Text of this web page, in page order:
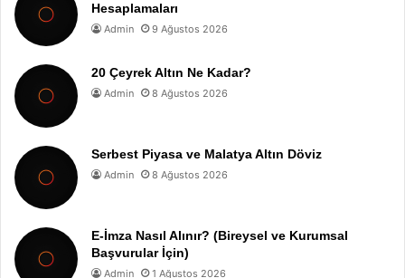
Hesaplamaları
Admin 9 Ağustos 2026
20 Çeyrek Altın Ne Kadar?
Admin 8 Ağustos 2026
Serbest Piyasa ve Malatya Altın Döviz
Admin 8 Ağustos 2026
E-İmza Nasıl Alınır? (Bireysel ve Kurumsal
Başvurular İçin)
Admin 1 Ağustos 2026